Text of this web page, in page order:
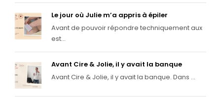
Le jour où Julie m’a appris à épiler
Avant de pouvoir répondre techniquement aux
est...
Avant Cire & Jolie, il y avait la banque
Avant Cire & Jolie, il y avait la banque. Dans ...